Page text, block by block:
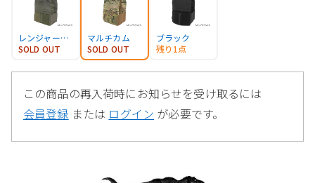
レンジャーグリーン
SOLD OUT
マルチカム
SOLD OUT
ブラック
残り1点
この商品の再入荷時にお知らせを受け取るには
会員登録 または ログイン が必要です。